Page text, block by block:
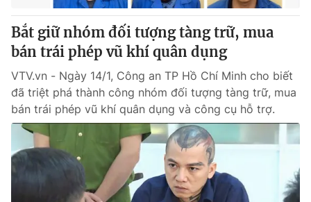
Bắt giữ nhóm đối tượng tàng trữ, mua
bán trái phép vũ khí quân dụng
VTV.vn - Ngày 14/1, Công an TP Hồ Chí Minh cho biết
đã triệt phá thành công nhóm đối tượng tàng trữ, mua
bán trái phép vũ khí quân dụng và công cụ hỗ trợ.